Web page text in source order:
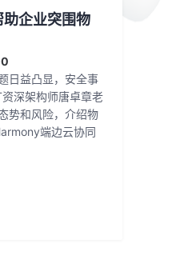
企业突围物
日益凸显，安全事
深架构师唐卓章老
势和风险，介绍物
端边云协同